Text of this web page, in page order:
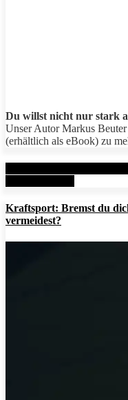
Du willst nicht nur stark
Unser Autor Markus
(erhältlich als eBook) zu
Kraftsport: Bremst du
vermeidest?